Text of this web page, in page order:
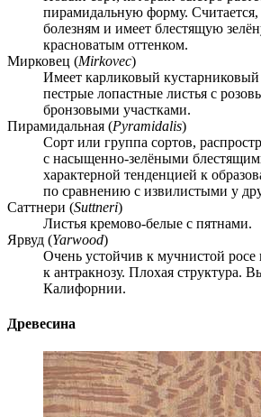
пирамидальную форму.
болезням и имеет блестящую
красноватым оттенком.
Мирковец (Mirkovec)
Имеет карликовый
пестрые лопастные листья с
бронзовыми участками.
Пирамидальная (Pyramidalis)
Сорт или группа сортов,
с насыщенно-зелёными
характерной тенденцией к
по сравнению с извилистыми у
Саттнери (Suttneri)
Листья кремово-белые с пятнами.
Ярвуд (Yarwood)
Очень устойчив к мучнистой
к антракнозу. Плохая структура.
Калифорнии.
Древесина